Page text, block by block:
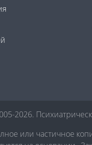
2026.
или частичное